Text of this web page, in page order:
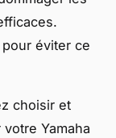
éviter ce
choisir et
Yamaha